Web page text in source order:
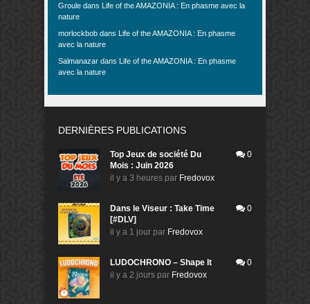
Groule dans Life of the AMAZONIA : En phasme avec la
nature
morlockbob dans Life of the AMAZONIA : En phasme
avec la nature
Salmanazar dans Life of the AMAZONIA : En phasme
avec la nature
DERNIÈRES PUBLICATIONS
Top Jeux de société Du
Mois : Juin 2026
il y a 3 heures par Fredovox
0
Dans le Viseur : Take Time
[#DLV]
il y a 1 jour par Fredovox
0
LUDOCHRONO – Shape It
il y a 2 jours par Fredovox
0